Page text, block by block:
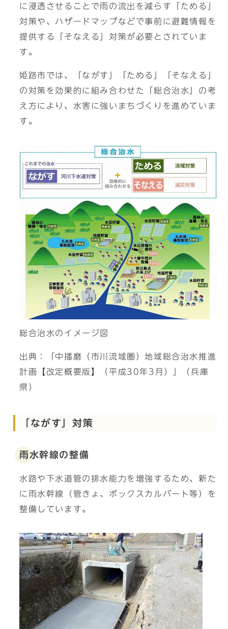
に浸透させることで雨の流出を減らす「ためる」
対策や、ハザードマップなどで事前に避難情報を
提供する「そなえる」対策が必要とされていま
す。
姫路市では、「ながす」「ためる」「そなえる」
の対策を効果的に組み合わせた「総合治水」の考
え方により、水害に強いまちづくりを進めていま
す。
総合治水のイメージ図
出典：「中播磨（市川流域圏）地域総合治水推進
計画【改定概要版】（平成30年3月）」（兵庫
県）
「ながす」対策
雨水幹線の整備
水路や下水道管の排水能力を増強するため、新た
に雨水幹線（管きょ、ボックスカルバート等）を
整備しています。